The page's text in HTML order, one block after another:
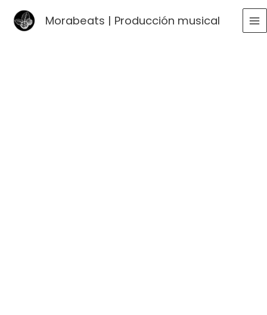
Morabeats | Producción musical